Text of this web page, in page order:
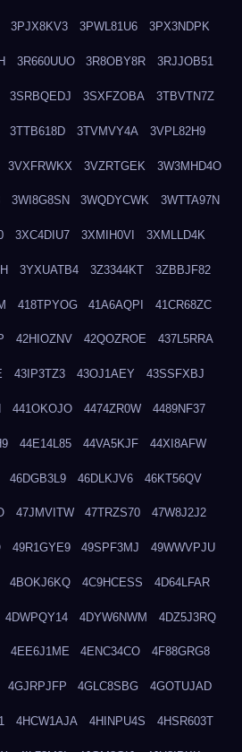
3PJX8KV3 3PWL81U6 3PX3NDPK
3R660UUO 3R8OBY8R 3RJJOB51
3SRBQEDJ 3SXFZOBA 3TBVTN7Z
3TTB618D 3TVMVY4A 3VPL82H9
3VXFRWKX 3VZRTGEK 3W3MHD4O
3WI8G8SN 3WQDYCWK 3WTTA97N
3XC4DIU7 3XMIH0VI 3XMLLD4K
3YXUATB4 3Z3344KT 3ZBBJF82
418TPYOG 41A6AQPI 41CR68ZC
42HIOZNV 42QOZROE 437L5RRA
43IP3TZ3 43OJ1AEY 43SSFXBJ
441OKOJO 4474ZR0W 4489NF37
44E14L85 44VA5KJF 44XI8AFW
46DGB3L9 46DLKJV6 46KT56QV
47JMVITW 47TRZS70 47W8J2J2
49R1GYE9 49SPF3MJ 49WWVPJU
4BOKJ6KQ 4C9HCESS 4D64LFAR
4DWPQY14 4DYW6NWM 4DZ5J3RQ
4EE6J1ME 4ENC34CO 4F88GRG8
4GJRPJFP 4GLC8SBG 4GOTUJAD
4HCW1AJA 4HINPU4S 4HSR603T